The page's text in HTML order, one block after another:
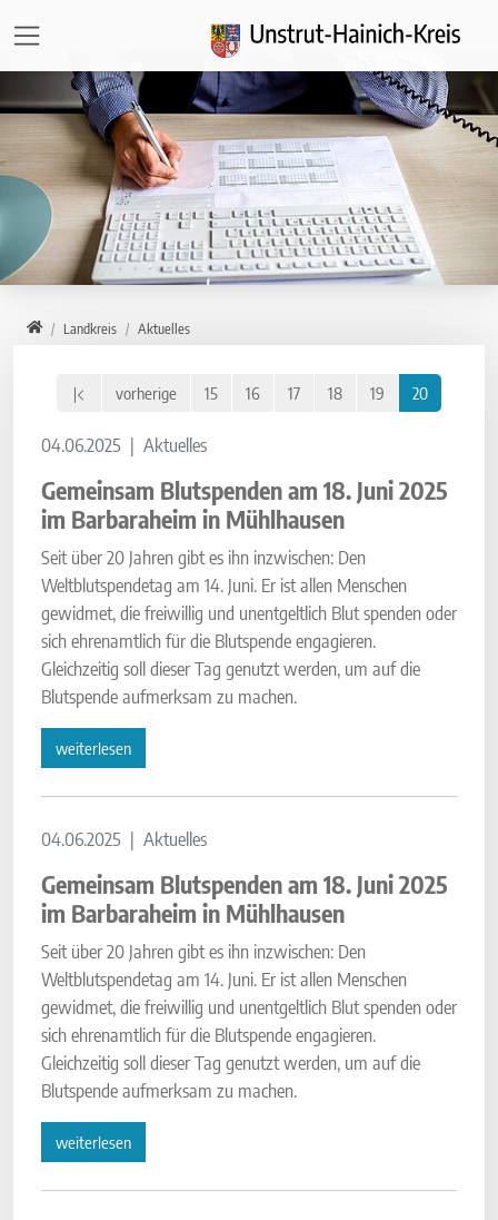
HomeLandkreis Aktuelles
vorherige 15 16 17 18 19 20
04.06.2025 Aktuelles
Gemeinsam Blutspenden am 18. Juni 2025
im Barbaraheim in Mühlhausen
Seit über 20 Jahren gibt es ihn inzwischen: Den
Weltblutspendetag am 14. Juni. Er ist allen Menschen
gewidmet, die freiwillig und unentgeltlich Blut spenden oder
sich ehrenamtlich für die Blutspende engagieren.
Gleichzeitig soll dieser Tag genutzt werden, um auf die
Blutspende aufmerksam zu machen.
weiterlesen
04.06.2025 Aktuelles
Gemeinsam Blutspenden am 18. Juni 2025
im Barbaraheim in Mühlhausen
Seit über 20 Jahren gibt es ihn inzwischen: Den
Weltblutspendetag am 14. Juni. Er ist allen Menschen
gewidmet, die freiwillig und unentgeltlich Blut spenden oder
sich ehrenamtlich für die Blutspende engagieren.
Gleichzeitig soll dieser Tag genutzt werden, um auf die
Blutspende aufmerksam zu machen.
weiterlesen